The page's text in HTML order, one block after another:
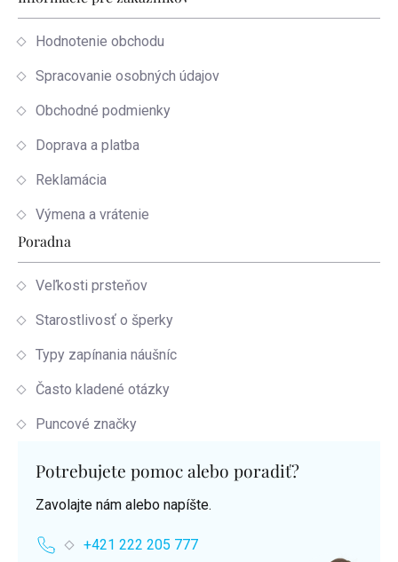
Hodnotenie obchodu
Spracovanie osobných údajov
Obchodné podmienky
Doprava a platba
Reklamácia
Výmena a vrátenie
Poradna
Veľkosti prsteňov
Starostlivosť o šperky
Typy zapínania náušníc
Často kladené otázky
Puncové značky
Potrebujete pomoc alebo poradiť?
Zavolajte nám alebo napíšte.
+421 222 205 777